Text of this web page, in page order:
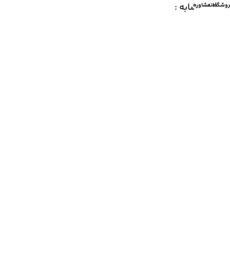
مطالب مشابه :
خانهمشاوره